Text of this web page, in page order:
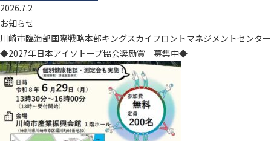
2026.7.2
お知らせ
川崎市臨海部国際戦略本部キングスカイフロントマネジメントセンター
◆2027年日本アイソトープ協会奨励賞 募集中◆